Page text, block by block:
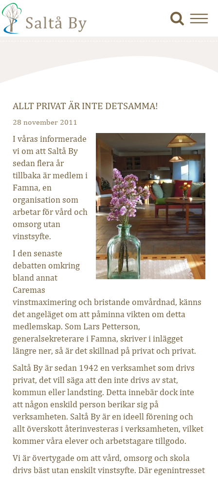
ALLT PRIVAT ÄR INTE DETSAMMA!
28 november 2011
I våras informerade
vi om att Saltå By
sedan flera år
tillbaka är medlem i
Famna, en
organisation som
arbetar för vård och
omsorg utan
vinstsyfte.
I den senaste
debatten omkring
bland annat
Caremas
vinstmaximering och bristande omvårdnad, känns
det angeläget om att påminna vikten om detta
medlemskap. Som Lars Petterson,
generalsekreterare i Famna, skriver i inlägget
längre ner, så är det skillnad på privat och privat.
Saltå By är sedan 1942 en verksamhet som drivs
privat, det vill säga att den inte drivs av stat,
kommun eller landsting. Detta innebär dock inte
att någon enskild person berikar sig på
verksamheten. Saltå By är en ideell förening och
allt överskott återinvesteras i verksamheten, vilket
kommer våra elever och arbetstagare tillgodo.
Vi är övertygade om att vård, omsorg och skola
drivs bäst utan enskilt vinstsyfte. Där egenintresset